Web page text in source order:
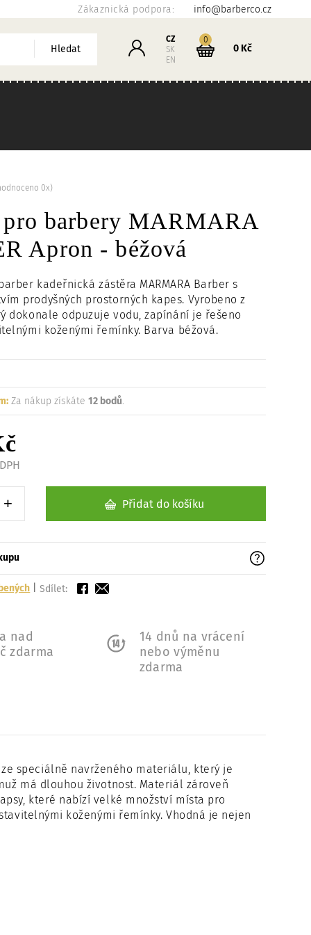
Zákaznická podpora: info@barberco.cz
Hledat Přihlášení
CZ
SK
EN
Košík
0kusů
0 Kč
pro barbery MARMARA
Apron - béžová
0x)
kadeřnická zástěra MARMARA Barber s
prodyšných prostorných kapes. Vyrobeno z
dokonale odpuzuje vodu, zapínání je řešeno
koženými řemínky. Barva béžová.
Za nákup získáte12 bodů.
Zvýšit o 1 kus
+ Přidat do košíku
|Sdílet:
nad
zdarma
14 dnů na vrácení
nebo výměnu
zdarma
speciálně navrženého materiálu, který je
má dlouhou životnost. Materiál zároveň
které nabízí velké množství místa pro
koženými řemínky. Vhodná je nejen